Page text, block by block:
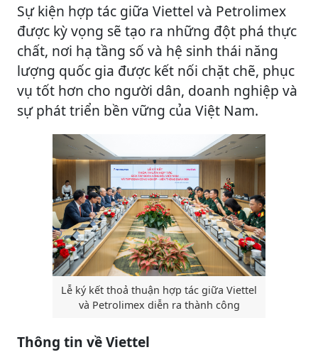
Sự kiện hợp tác giữa Viettel và Petrolimex
được kỳ vọng sẽ tạo ra những đột phá thực
chất, nơi hạ tầng số và hệ sinh thái năng
lượng quốc gia được kết nối chặt chẽ, phục
vụ tốt hơn cho người dân, doanh nghiệp và
sự phát triển bền vững của Việt Nam.
Lễ ký kết thoả thuận hợp tác giữa Viettel
và Petrolimex diễn ra thành công
Thông tin về Viettel